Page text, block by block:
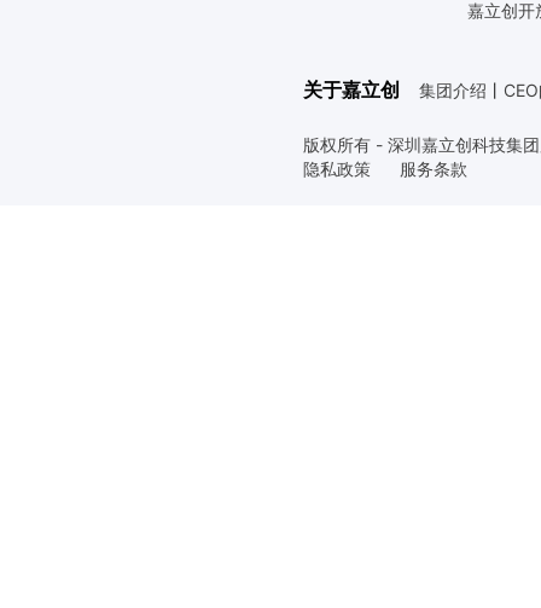
嘉立创开
关于嘉立创 集团介绍 丨
版权所有 - 深圳嘉立创科技集
隐私政策
服务条款